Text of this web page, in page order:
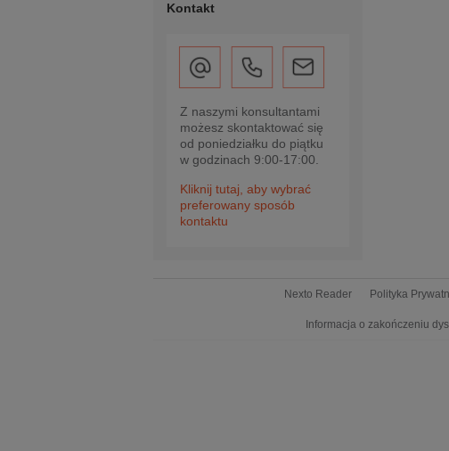
Kontakt
Z naszymi konsultantami
możesz skontaktować się
od poniedziałku do piątku
w godzinach 9:00-17:00.
Kliknij tutaj, aby wybrać
preferowany sposób
kontaktu
Nexto Reader Polityka
Informacja o zakończeniu